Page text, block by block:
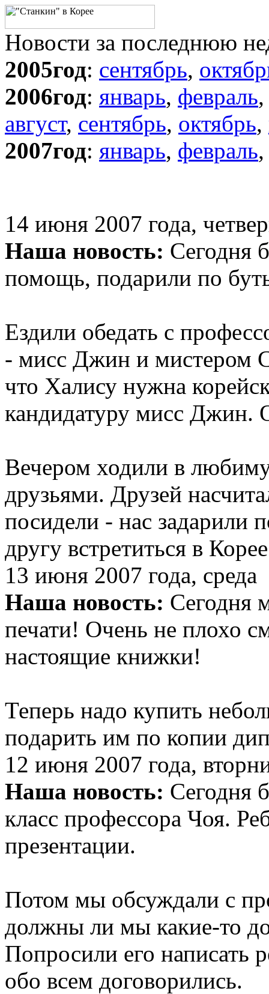
Новости за последнюю
2005год: сентябрь,
2006год: январь, февраль
август, сентябрь, октябрь,
2007год: январь, февраль
14 июня 2007 года,
Наша новость: Сегодня
помощь, подарили по
Ездили обедать с
- мисс Джин и мистером
что Халису нужна
кандидатуру мисс Джин.
Вечером ходили в
друзьями. Друзей
посидели - нас задарили
другу встретиться в
13 июня 2007 года, среда
Наша новость: Сегодня
печати! Очень не плохо
настоящие книжки!
Теперь надо купить
подарить им по копии
12 июня 2007 года,
Наша новость: Сегодня
класс профессора Чоя.
презентации.
Потом мы обсуждали с
должны ли мы какие-то
Попросили его написать
обо всем договорились.